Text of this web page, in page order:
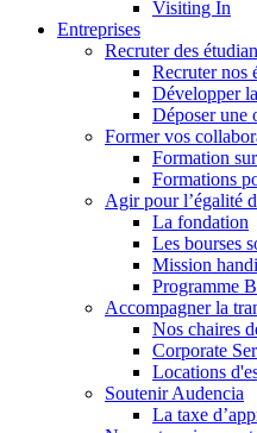
Visiting In
Entreprises
Recruter des
Recruter nos
Développer
Déposer une
Former vos
Formation
Formations
Agir pour l’égalité
La fondation
Les bourses
Mission
Programme
Accompagner la
Nos chaires
Corporate
Locations
Soutenir Audencia
La taxe